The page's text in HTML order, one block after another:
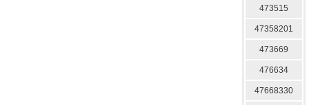
473515
47358201
473669
476634
47668330